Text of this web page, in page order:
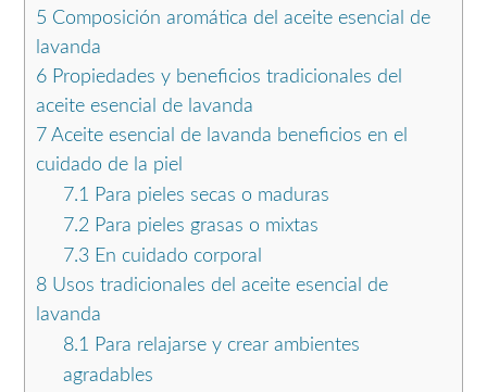
5 Composición aromática del aceite esencial de
lavanda
6 Propiedades y beneficios tradicionales del
aceite esencial de lavanda
7 Aceite esencial de lavanda beneficios en el
cuidado de la piel
7.1
Para pieles secas o maduras
7.2 Para pieles grasas o mixtas
7.3En cuidado corporal
8 Usos tradicionales del aceite esencial de
lavanda
8.1
Para relajarse y crear ambientes
agradables